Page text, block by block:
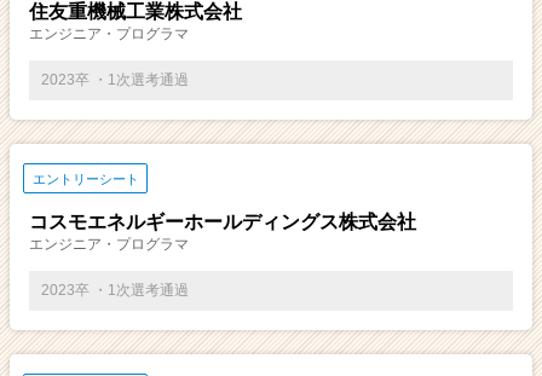
住友重機械工業株式会社
エンジニア・プログラマ
2023卒 ・1次選考通過
エントリーシート
コスモエネルギーホールディングス株式会社
エンジニア・プログラマ
2023卒 ・1次選考通過